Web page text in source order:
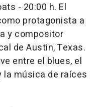
- 20:00 h. El
protagonista a
y compositor
de Austin, Texas.
entre el blues, el
la música de raíces